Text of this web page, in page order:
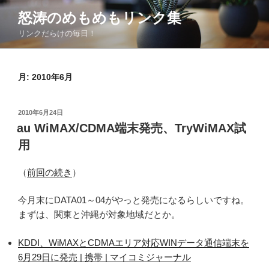
コ
ン
怒涛のめもめもリンク集
リンクだらけの毎日！
月: 2010年6月
投
日:
2010年6月24日
au WiMAX/CDMA端末発売、TryWiMAX試
用
（前回の続き ）
今月末にDATA01～04がやっと発売になるらしいですね。
まずは、関東と沖縄が対象地域だとか。
KDDI、WiMAXとCDMAエリア対応WINデータ通信端末を
6月29日に発売 | 携帯 | マイコミジャーナル